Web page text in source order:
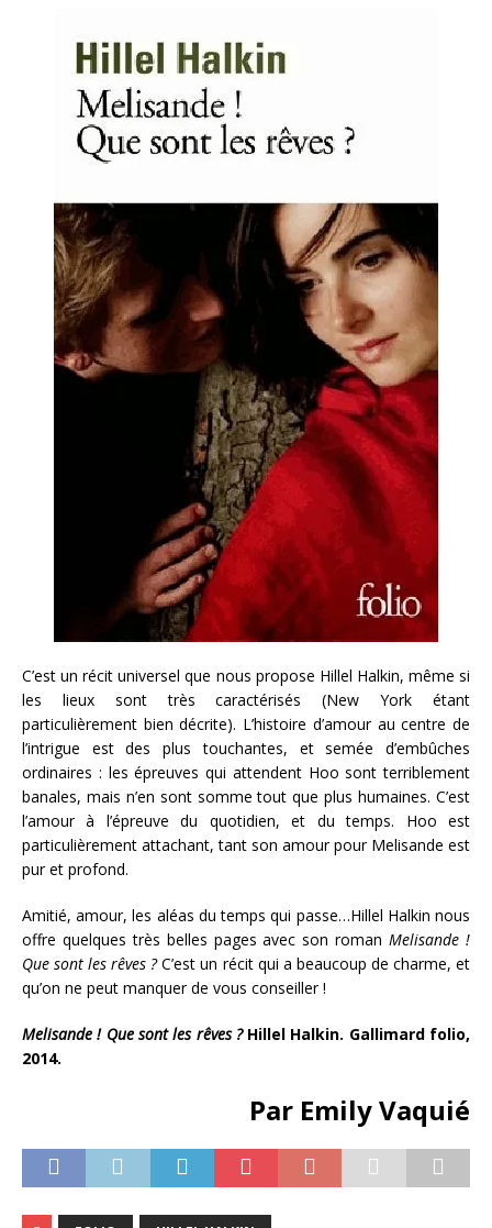
C’est un récit universel que nous propose Hillel Halkin, même si
les lieux sont très caractérisés (New York étant
particulièrement bien décrite). L’histoire d’amour au centre de
l’intrigue est des plus touchantes, et semée d’embûches
ordinaires : les épreuves qui attendent Hoo sont terriblement
banales, mais n’en sont somme tout que plus humaines. C’est
l’amour à l’épreuve du quotidien, et du temps. Hoo est
particulièrement attachant, tant son amour pour Melisande est
pur et profond.
Amitié, amour, les aléas du temps qui passe…Hillel Halkin nous
offre quelques très belles pages avec son romanMelisande !
Que sont les rêves ?C’est un récit qui a beaucoup de charme, et
qu’on ne peut manquer de vous conseiller !
Melisande ! Que sont les rêves ?Hillel Halkin. Gallimard folio,
2014.
Par Emily Vaquié